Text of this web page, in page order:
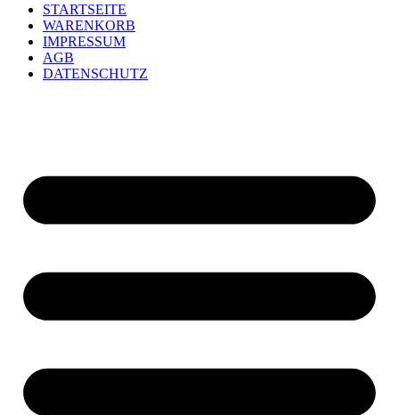
STARTSEITE
WARENKORB
IMPRESSUM
AGB
DATENSCHUTZ